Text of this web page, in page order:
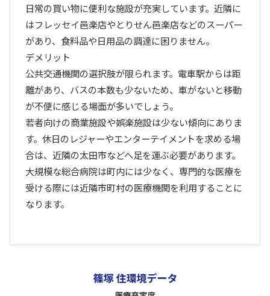
日常の買い物に便利な施設が充実しています。近隣に
はフレッセイ邑楽店やとりせん邑楽店などのスーパー
があり、食料品や日用品の調達に困りません。
デメリット
公共交通機関の選択肢が限られます。電車駅からは距
離があり、バスの本数も少ないため、車がないと移動
が不便に感じる場面が多いでしょう。
若者向けの商業施設や娯楽施設は少ない傾向にありま
す。休日のレジャーやエンターテイメントを求める場
合は、近隣の太田市などへ足を運ぶ必要があります。
大規模な総合病院は町内には少なく、専門的な医療を
受ける際には近隣市町村の医療機関を利用することに
なります。